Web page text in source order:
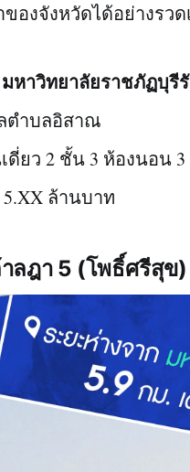
องจังหวัดได้อย่างรวด
หาวิทยาลัยราชภัฏบุรี
ตำบลอิสาณ
ดี่ยว 2 ชั้น 3 ห้องนอน
5.XX ล้านบาท
าลฎา 5 (โพธิ์ศรีสุข)